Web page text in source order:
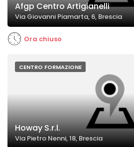
Afgp Centro Artigianelli
Via Giovanni Piamarta, 6, Brescia
Ora chiuso
CENTRO FORMAZIONE
Howay S.r.l.
Via Pietro Nenni, 18, Brescia